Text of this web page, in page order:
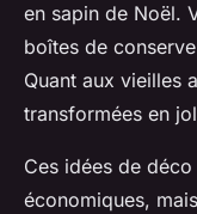
en sapin de Noël.
boîtes de
Quant aux vieilles
transformées en
Ces idées de
économiques,